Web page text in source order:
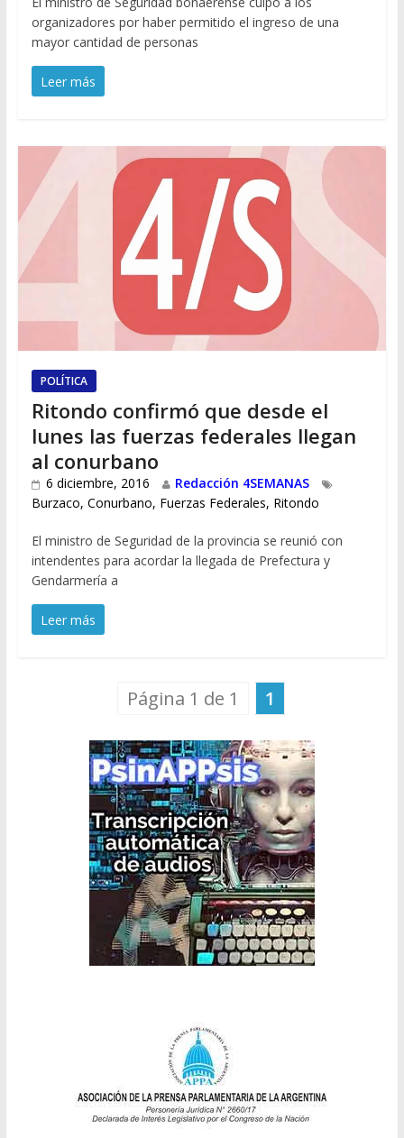
organizadores por haber permitido el ingreso de una
mayor cantidad de personas
Leer más
POLÍTICA
Ritondo confirmó que desde el
lunes las fuerzas federales llegan
al conurbano
6 diciembre, 2016
Redacción 4SEMANAS
Burzaco, Conurbano, Fuerzas Federales, Ritondo
El ministro de Seguridad de la provincia se reunió con
intendentes para acordar la llegada de Prefectura y
Gendarmería a
Leer más
Página 1 de 1 1